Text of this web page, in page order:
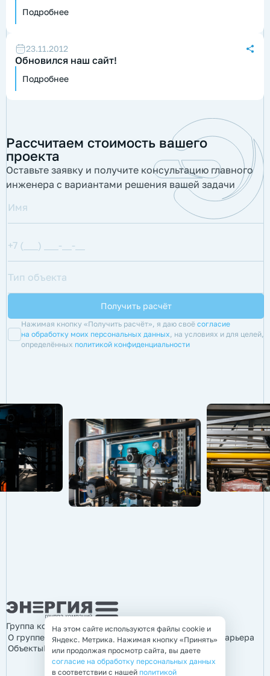
Подробнее
23.11.2012
Обновился наш сайт!
Подробнее
Рассчитаем стоимость вашего
проекта
Оставьте заявку и получите консультацию главного
инженера с вариантами решения вашей задачи
Нажимая кнопку «Получить расчёт», я даю своё согласие
на обработку моих персональных данных, на условиях и для целей,
определённых политикой конфиденциальности
Группа компаний «Энергия»
О группе компанийПродукцияУслугиИнформация
Карьера
ОбъектыКонтакты
На этом сайте используются файлы cookie и
Яндекс. Метрика. Нажимая кнопку «Принять»
или продолжая просмотр сайта, вы даете
согласие на обработку персональных данных
в соответствии с нашей политикой